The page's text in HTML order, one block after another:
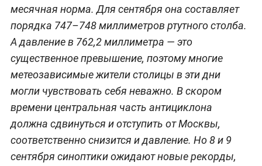
месячная норма. Для сентября она составляет
порядка 747–748 миллиметров ртутного столба.
А давление в 762,2 миллиметра — это
существенное превышение, поэтому многие
метеозависимые жители столицы в эти дни
могли чувствовать себя неважно. В скором
времени центральная часть антициклона
должна сдвинуться и отступить от Москвы,
соответственно снизится и давление. Но 8 и 9
сентября синоптики ожидают новые рекорды,